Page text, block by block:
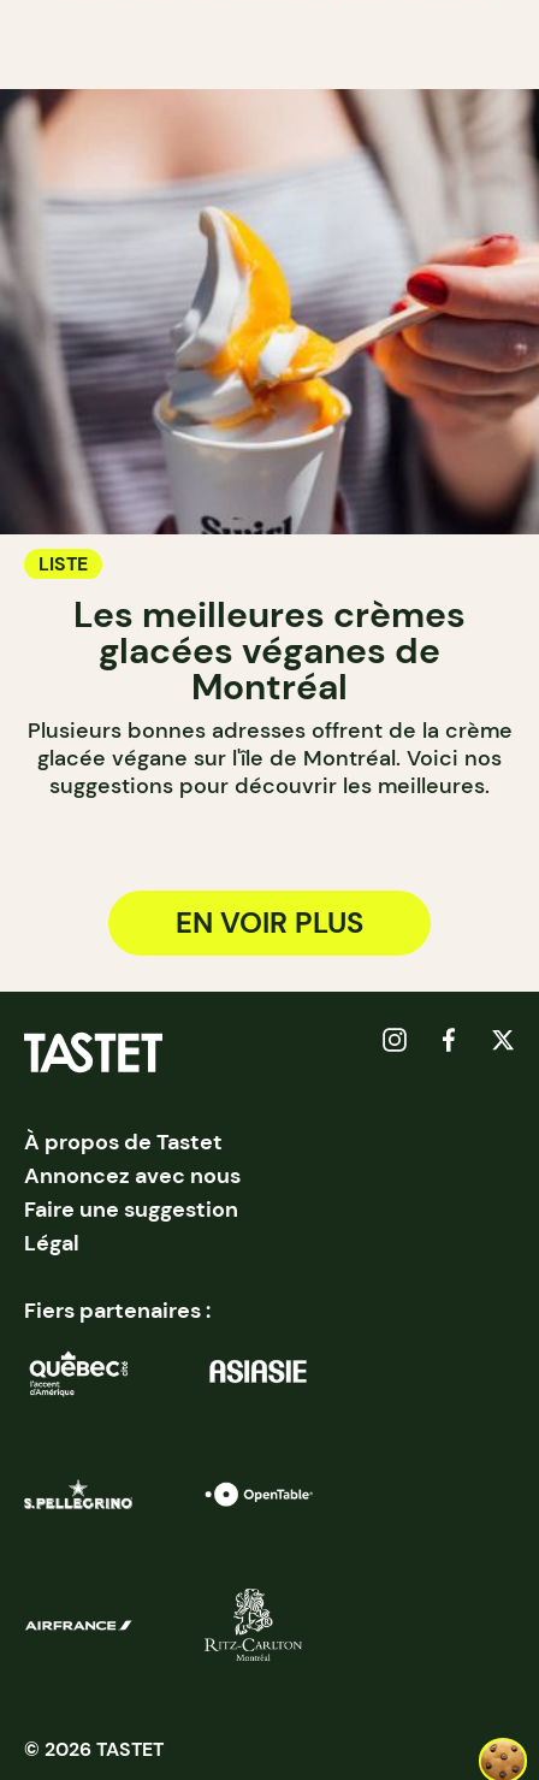
LISTE
Les meilleures crèmes
glacées véganes de
Montréal
Plusieurs bonnes adresses offrent de la crème
glacée végane sur l'île de Montréal. Voici nos
suggestions pour découvrir les meilleures.
EN VOIR PLUS
À propos de Tastet
Annoncez avec nous
Faire une suggestion
Légal
Fiers partenaires :
© 2026 TASTET